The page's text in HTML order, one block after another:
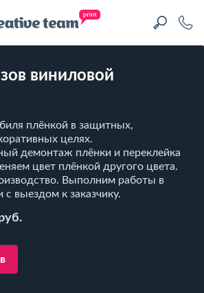
виниловой
плёнкой в защитных,
целях.
демонтаж плёнки и переклейка
цвет плёнкой другого цвета.
Выполним работы в
выездом к заказчику.